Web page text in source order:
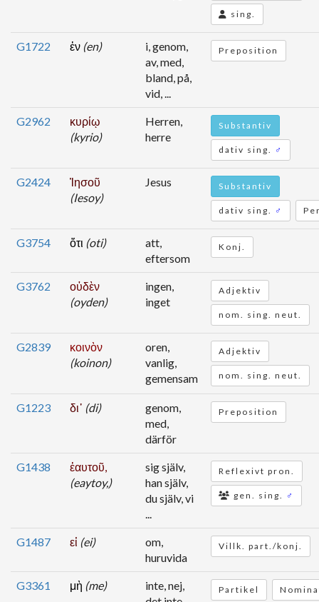
sing.
G1722 ἐν (en)
i, genom,
av, med,
bland, på,
vid, ...
Preposition
G2962
κυρίῳ
(kyrio)
Herren,
herre
Substantiv
dativ sing. ♂
G2424
Ἰησοῦ
(Iesoy)
Jesus Substantiv
dativ sing. ♂
G3754 ὅτι (oti)
att,
eftersom
Konj.
G3762
οὐδὲν
(oyden)
ingen,
inget
Adjektiv
nom. sing. neut.
G2839
κοινὸν
(koinon)
oren,
vanlig,
gemensam
Adjektiv
nom. sing. neut.
G1223 δι᾽ (di)
genom,
med,
därför
Preposition
G1438
ἑαυτοῦ,
(eaytoy,)
sig själv,
han själv,
du själv, vi
...
Reflexivt pron.
gen. sing. ♂
G1487 εἰ (ei)
om,
huruvida
Villk. part./konj.
G3361 μὴ (me)
inte, nej,
Partikel